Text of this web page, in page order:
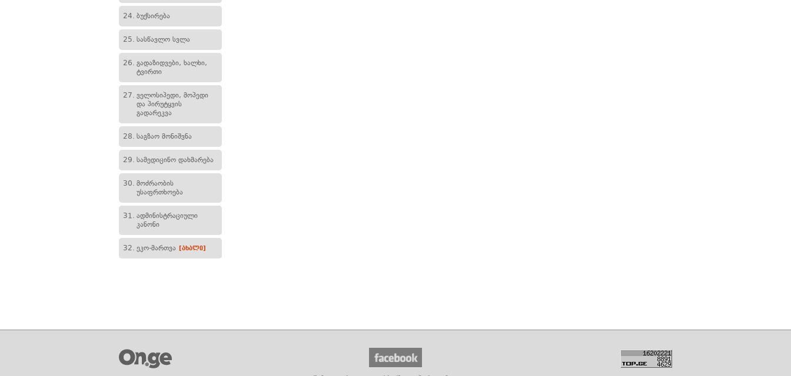
24. ბუქსირება
25. სასწავლო სვლა
26. გადაზიდვები, ხალხი,
ტვირთი
27. ველოსიპედი, მოპედი
და პირუტყვის
გადარეკვა
28. საგზაო მონიშვნა
29. სამედიცინო დახმარება
30. მოძრაობის
უსაფრთხოება
31. ადმინისტრაციული
კანონი
32. ეკო-მართვა [ახალი]